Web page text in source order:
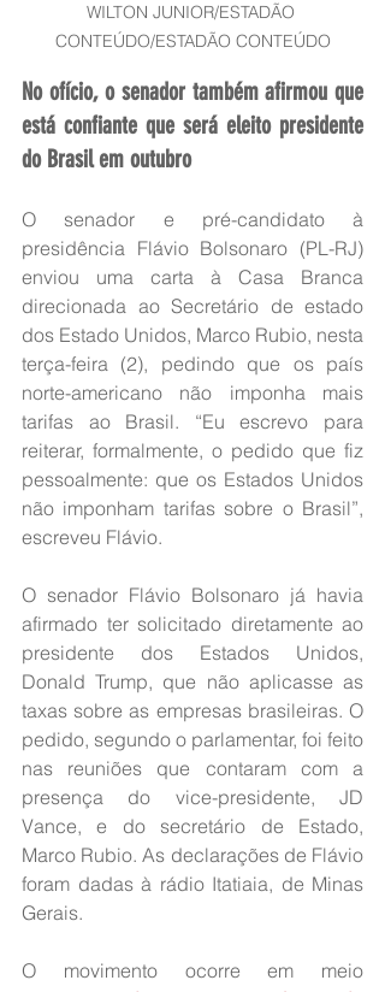
WILTON JUNIOR/ESTADÃO
CONTEÚDO/ESTADÃO CONTEÚDO
No ofício, o senador também afirmou que
está confiante que será eleito presidente
do Brasil em outubro
O senador e pré-candidato à
presidência Flávio Bolsonaro (PL-RJ)
enviou uma carta à Casa Branca
direcionada ao Secretário de estado
dos Estado Unidos, Marco Rubio, nesta
terça-feira (2), pedindo que os país
norte-americano não imponha mais
tarifas ao Brasil. “Eu escrevo para
reiterar, formalmente, o pedido que fiz
pessoalmente: que os Estados Unidos
não imponham tarifas sobre o Brasil”,
escreveu Flávio.
O senador Flávio Bolsonaro já havia
afirmado ter solicitado diretamente ao
presidente dos Estados Unidos,
Donald Trump, que não aplicasse as
taxas sobre as empresas brasileiras. O
pedido, segundo o parlamentar, foi feito
nas reuniões que contaram com a
presença do vice-presidente, JD
Vance, e do secretário de Estado,
Marco Rubio. As declarações de Flávio
foram dadas à rádio Itatiaia, de Minas
Gerais.
O movimento ocorre em meio